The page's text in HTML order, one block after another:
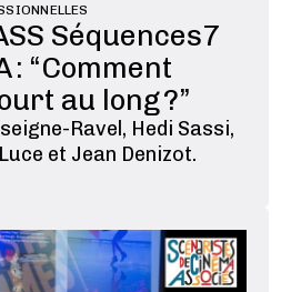
Séquences7
: “Comment
au long ?”
Ravel, Hedi Sassi,
et Jean Denizot.